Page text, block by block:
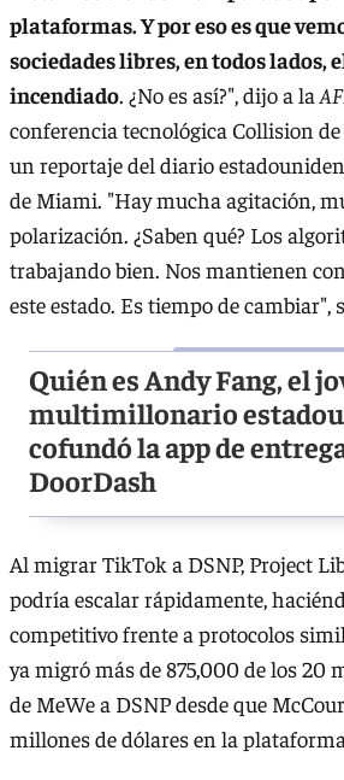
plataformas. Y por eso es que
sociedades libres, en todos lados,
incendiado. ¿No es así?", dijo a la
conferencia tecnológica Collision
un reportaje del diario
de Miami. "Hay mucha agitación,
polarización. ¿Saben qué? Los
trabajando bien. Nos mantienen
este estado. Es tiempo de cambiar",
Quién es Andy Fang, el
multimillonario
cofundó la app de
DoorDash
Al migrar TikTok a DSNP, Project
podría escalar rápidamente,
competitivo frente a protocolos
ya migró más de 875,000 de los 20
de MeWe a DSNP desde que
millones de dólares en la